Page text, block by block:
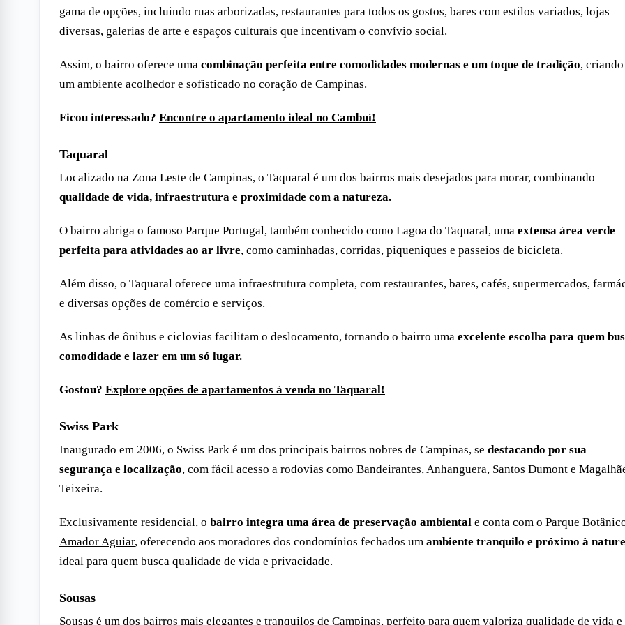
gama de opções, incluindo ruas arborizadas, restaurantes para todos os gostos, bares com estilos variados, lojas
diversas, galerias de arte e espaços culturais que incentivam o convívio social.
Assim, o bairro oferece uma combinação perfeita entre comodidades modernas e um toque de tradição, criando
um ambiente acolhedor e sofisticado no coração de Campinas.
Ficou interessado? Encontre o apartamento ideal no Cambuí!
Taquaral
Localizado na Zona Leste de Campinas, o Taquaral é um dos bairros mais desejados para morar, combinando
qualidade de vida, infraestrutura e proximidade com a natureza.
O bairro abriga o famoso Parque Portugal, também conhecido como Lagoa do Taquaral, uma extensa área verde
perfeita para atividades ao ar livre, como caminhadas, corridas, piqueniques e passeios de bicicleta.
Além disso, o Taquaral oferece uma infraestrutura completa, com restaurantes, bares, cafés, supermercados,
e diversas opções de comércio e serviços.
As linhas de ônibus e ciclovias facilitam o deslocamento, tornando o bairro uma excelente escolha para quem
comodidade e lazer em um só lugar.
Gostou? Explore opções de apartamentos à venda no Taquaral!
Swiss Park
Inaugurado em 2006, o Swiss Park é um dos principais bairros nobres de Campinas, se destacando por sua
segurança e localização, com fácil acesso a rodovias como Bandeirantes, Anhanguera, Santos Dumont e
Teixeira.
Exclusivamente residencial, o bairro integra uma área de preservação ambiental e conta com o Parque
Amador Aguiar, oferecendo aos moradores dos condomínios fechados um ambiente tranquilo e próximo à
ideal para quem busca qualidade de vida e privacidade.
Sousas
Sousas é um dos bairros mais elegantes e tranquilos de Campinas, perfeito para quem valoriza qualidade de vida e